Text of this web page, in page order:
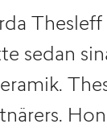
sedan